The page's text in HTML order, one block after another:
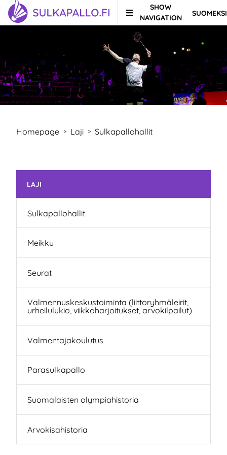
Skip to content
TO HOMEPAGE
SHOW
NAVIGATION
SUOMEKSI
Homepage > Laji > Sulkapallohallit
Skip subnavigation
LAJI
Sulkapallohallit
Meikku
Seurat
Valmennuskeskustoiminta (liittoryhmäleirit,
urheilulukio, viikkoharjoitukset, arvokilpailut)
Valmentajakoulutus
Parasulkapallo
Suomalaisten olympiahistoria
Arvokisahistoria